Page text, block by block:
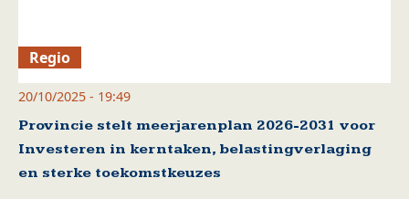
Regio
20/10/2025 - 19:49
Provincie stelt meerjarenplan 2026-2031 voor
Investeren in kerntaken, belastingverlaging
en sterke toekomstkeuzes